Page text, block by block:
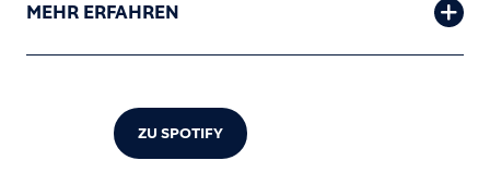
MEHR ERFAHREN
ZU SPOTIFY